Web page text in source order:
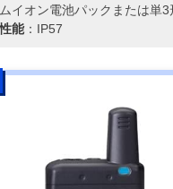
ムイオン電池パックまたは単
能：IP57